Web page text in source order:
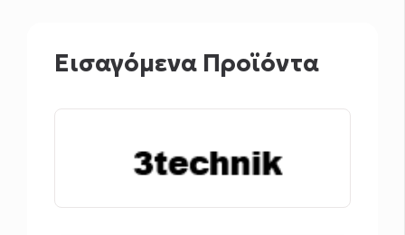
Εισαγόμενα Προϊόντα